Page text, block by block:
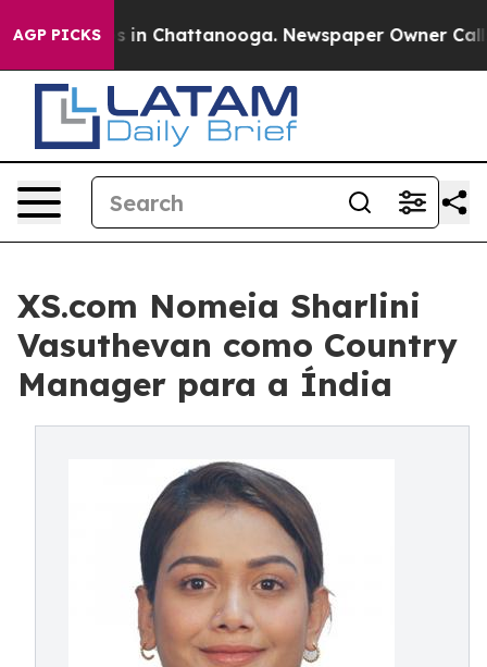
AGP PICKS
Chaos in Chattanooga. Newspaper Owner Calls
XS.com Nomeia Sharlini
Vasuthevan como Country
Manager para a Índia